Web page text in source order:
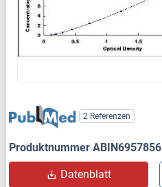
2 Referenzen
Produktnummer ABIN6957856
Datenblatt